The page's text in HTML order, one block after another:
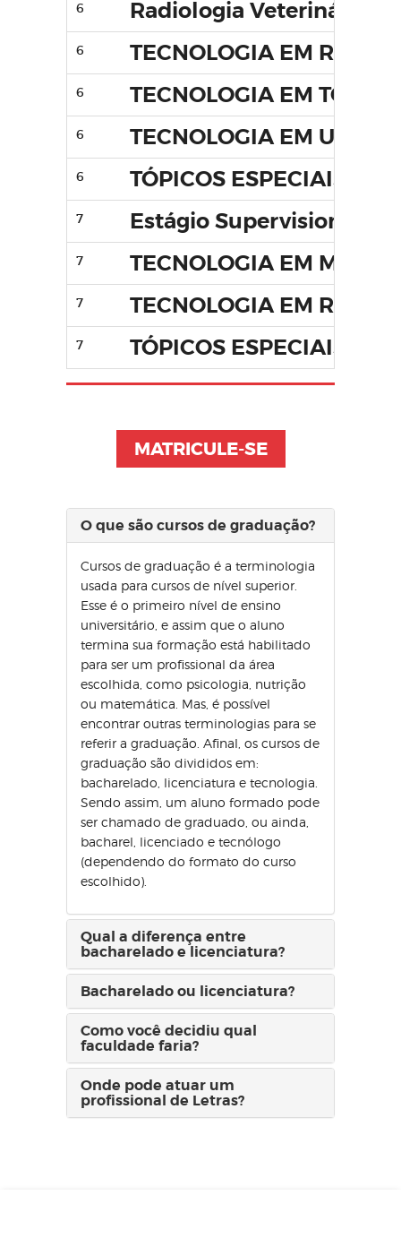
6 Radiologia Veterinária
6 TECNOLOGIA EM
6 TECNOLOGIA EM
6 TECNOLOGIA EM
6 TÓPICOS ESPECIAIS I
7 Estágio Supervisionado
7 TECNOLOGIA EM
7 TECNOLOGIA EM
7 TÓPICOS ESPECIAIS II
MATRICULE-SE
O que são cursos de graduação?
Cursos de graduação é a terminologia
usada para cursos de nível superior.
Esse é o primeiro nível de ensino
universitário, e assim que o aluno
termina sua formação está habilitado
para ser um profissional da área
escolhida, como psicologia, nutrição
ou matemática. Mas, é possível
encontrar outras terminologias para se
referir a graduação. Afinal, os cursos de
graduação são divididos em:
bacharelado, licenciatura e tecnologia.
Sendo assim, um aluno formado pode
ser chamado de graduado, ou ainda,
bacharel, licenciado e tecnólogo
(dependendo do formato do curso
escolhido).
Qual a diferença entre
bacharelado e licenciatura?
Bacharelado ou licenciatura?
Como você decidiu qual
faculdade faria?
Onde pode atuar um
profissional de Letras?